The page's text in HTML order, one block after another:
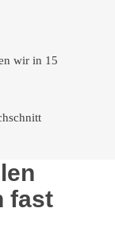
wir in 15
fast